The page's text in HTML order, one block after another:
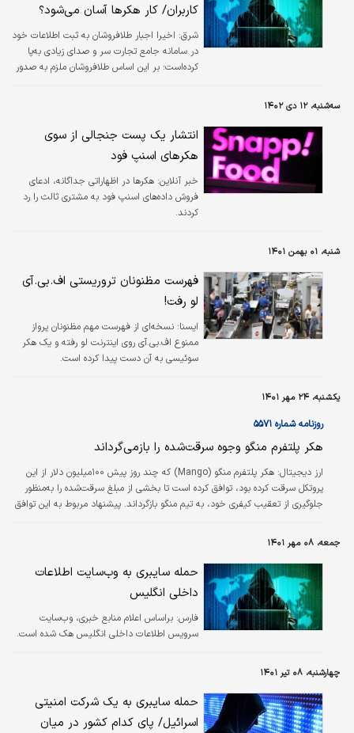
کاربران/ کار هکرها آسان می‌شود؟
شرق: اخیرا اجبار طلافروشان به ثبت اطلاعات خود
در سامانه جامع تجارت سر و صدای زیادی به‌پا
کرده‌است؛ بر این اساس طلافروشان ملزم به صدور
سه‌شنبه، ۱۲ دی ۱۴۰۲
انتشار یک پست جنجالی از سوی
هکرهای اسنپ فود
خبر آنلاین: هکرها در اظهاراتی جداگانه، ادعای
فروش داده‌های اسنپ فود به مشتری ثالث را رد
کردند.
شنبه، ۰۱ بهمن ۱۴۰۱
فهرست مظنونان تروریستی اف.بی.آی
لو رفت!
ايسنا: نسخه‌ای از فهرست مهم مظنونان پرواز
ممنوع اف.بی.آی روی اینترنت لو رفته و یک هکر
سوئیسی به آن دست پیدا کرده است.
یکشنبه، ۲۴ مهر ۱۴۰۱
روزنامه شماره ۵۵۷۱
هکر پلتفرم منگو وجوه سرقت‏‏‏‏‏‏‏‏‌شده را بازمی‏‏‏‏‏‏‏‏‌گرداند
ارز دیجیتال:
هکر پلتفرم منگو (Mango) که چند روز پیش ۱۰۰میلیون دلار از این
پروتکل سرقت کرده بود، توافق کرده است تا بخشی از مبلغ سرقت‏‏‏‏‏‏‏‏‌شده را به‌منظور
جلوگیری از تعقیب کیفری خود، به تیم منگو بازگرداند. پیشنهاد مربوط به این توافق
جمعه، ۰۸ مهر ۱۴۰۱
حمله سایبری به وب‌سایت اطلاعات
داخلی انگلیس
فارس: براساس اعلام منابع خبری، وب‌سایت
سرویس اطلاعات داخلی انگلیس هک شده است.
چهارشنبه، ۰۸ تیر ۱۴۰۱
حمله سایبری به یک شرکت امنیتی
اسرائیل/ پای کدام کشور در میان